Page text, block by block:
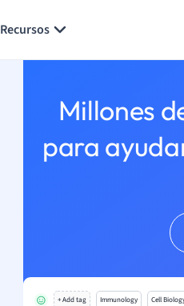
Recursos
Millones
para
+ Add tag Immunology Cell